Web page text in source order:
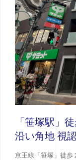
「笹塚駅」
沿い角地 視
京王線「笹塚」徒歩